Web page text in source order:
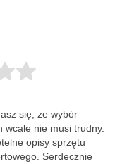
się, że wybór
nie musi trudny.
opisy sprzętu
Serdecznie